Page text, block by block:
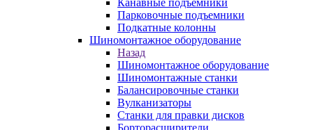
Канавные подъемники
Парковочные подъемники
Подкатные колонны
Шиномонтажное оборудование
Назад
Шиномонтажное оборудование
Шиномонтажные станки
Балансировочные станки
Вулканизаторы
Станки для правки дисков
Борторасширители